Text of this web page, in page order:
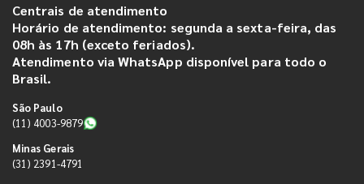
Centrais de atendimento
Horário de atendimento: segunda a sexta-feira, das
08h às 17h (exceto feriados).
Atendimento via WhatsApp disponível para todo o
Brasil.
São Paulo
(11) 4003-9879
Minas Gerais
(31) 2391-4791